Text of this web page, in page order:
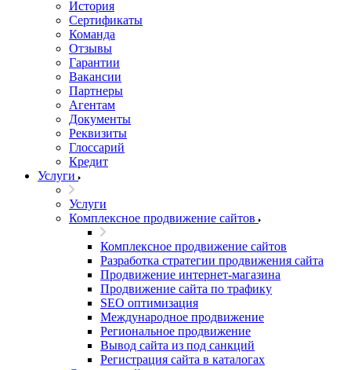
История
Сертификаты
Команда
Отзывы
Гарантии
Вакансии
Партнеры
Агентам
Документы
Реквизиты
Глоссарий
Кредит
Услуги
Услуги
Комплексное продвижение сайтов
Комплексное продвижение сайтов
Разработка стратегии продвижения сайта
Продвижение интернет-магазина
Продвижение сайта по трафику
SEO оптимизация
Международное продвижение
Региональное продвижение
Вывод сайта из под санкций
Регистрация сайта в каталогах